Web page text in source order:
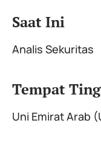
Saat Ini
Analis Sekuritas
Tempat
Uni Emirat Arab